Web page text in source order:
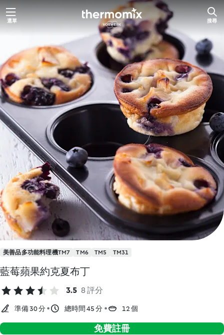
跳
容
選單 搜尋
美善品多功能料理機TM7 TM6 TM5 TM31
藍莓蘋果約克夏布丁
3.5 8 評分
準備 30 分 總時間 45 分 12 個
免費註冊